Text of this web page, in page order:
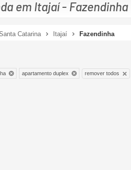
em Itajaí - Fazendinha
Catarina Itajaí Fazendinha
apartamento duplex remover todos